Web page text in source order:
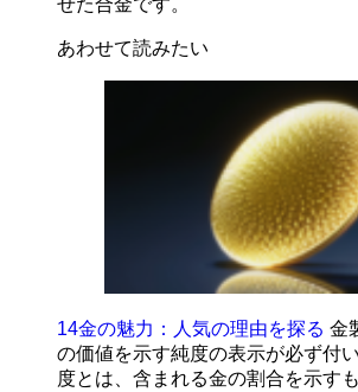
せた合金です。
あわせて読みたい
14金の魅力：人気の理由を探る 金
の価値を示す純度の表示が必ず付
度とは、含まれる金の割合を示す